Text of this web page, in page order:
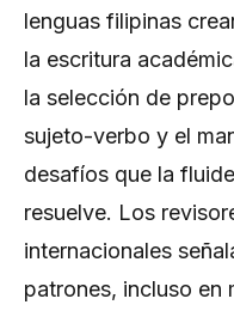
lenguas filipinas
la escritura
la selección de
sujeto-verbo y el
desafíos que la
resuelve. Los
internacionales
patrones, incluso en